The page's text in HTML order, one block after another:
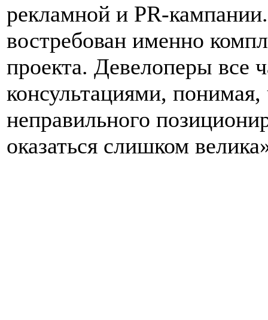
рекламной и PR-
востребован именно
проекта. Девелоперы все
консультациями,
неправильного
оказаться слишком